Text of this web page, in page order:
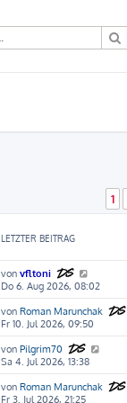
1
LETZTER BEITRAG
von vfltoni
Do 6. Aug 2026, 08:02
von Roman Marunchak
Fr 10. Jul 2026, 09:50
von Pilgrim70
Sa 4. Jul 2026, 13:38
von Roman Marunchak
Fr 3. Jul 2026, 21:25